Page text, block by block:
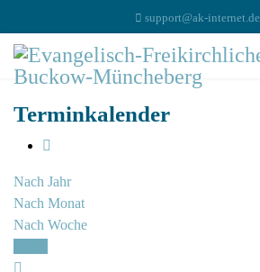
support@ak-internet.de
Terminkalender
Nach Jahr
Nach Monat
Nach Woche